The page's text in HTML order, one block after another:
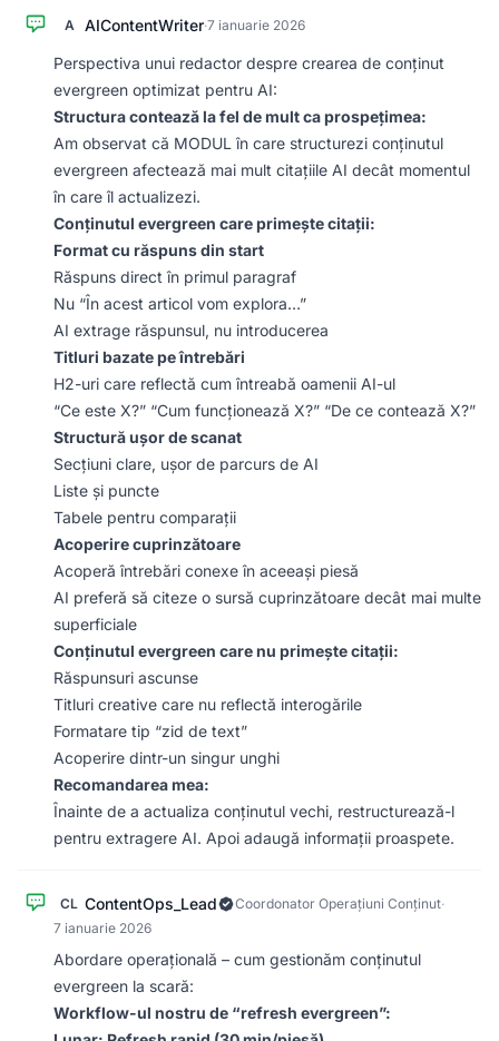
A AIContentWriter·7 ianuarie 2026
Perspectiva unui redactor despre crearea de conținut
evergreen optimizat pentru AI:
Structura contează la fel de mult ca prospețimea:
Am observat că MODUL în care structurezi conținutul
evergreen afectează mai mult citațiile AI decât momentul
în care îl actualizezi.
Conținutul evergreen care primește citații:
Format cu răspuns din start
Răspuns direct în primul paragraf
Nu “În acest articol vom explora…”
AI extrage răspunsul, nu introducerea
Titluri bazate pe întrebări
H2-uri care reflectă cum întreabă oamenii AI-ul
“Ce este X?” “Cum funcționează X?” “De ce contează X?”
Structură ușor de scanat
Secțiuni clare, ușor de parcurs de AI
Liste și puncte
Tabele pentru comparații
Acoperire cuprinzătoare
Acoperă întrebări conexe în aceeași piesă
AI preferă să citeze o sursă cuprinzătoare decât mai multe
superficiale
Conținutul evergreen care nu primește citații:
Răspunsuri ascunse
Titluri creative care nu reflectă interogările
Formatare tip “zid de text”
Acoperire dintr-un singur unghi
Recomandarea mea:
Înainte de a actualiza conținutul vechi, restructurează-l
pentru extragere AI. Apoi adaugă informații proaspete.
CL ContentOps_Lead Coordonator Operațiuni Conținut·
7 ianuarie 2026
Abordare operațională – cum gestionăm conținutul
evergreen la scară:
Workflow-ul nostru de “refresh evergreen”: